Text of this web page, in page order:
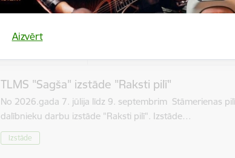
Aizvērt
TLMS "Sagša" izstāde "Raksti pilī"
No 2026.gada 7. jūlija līdz 9. septembrim Stāmerienas
dalībnieku darbu izstāde "Raksti pilī". Izstāde…
Izstāde